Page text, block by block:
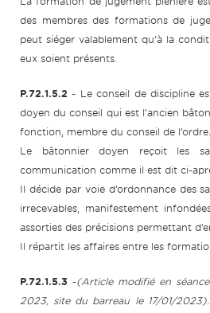
des membres des formations de
peut siéger valablement qu’à la
eux soient présents.
P.72.1.5.2 - Le conseil de discipline
doyen du conseil qui est l’ancien
fonction, membre du conseil de l’ordre.
Le bâtonnier doyen reçoit les
communication comme il est dit ci-
Il décide par voie d’ordonnance des
irrecevables, manifestement
assorties des précisions permettant
Il répartit les affaires entre les
P.72.1.5.3 -(Article modifié en
2023, site du barreau le 17/01/2023).